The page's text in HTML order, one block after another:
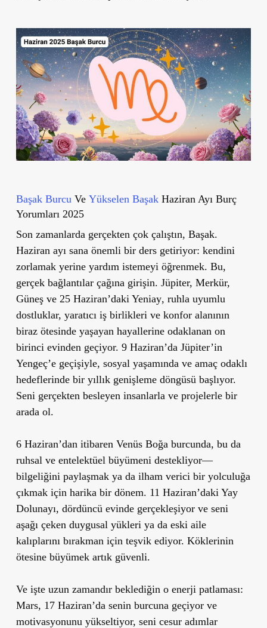
Başak Burcu Ve Yükselen Başak Haziran Ayı Burç
Yorumları 2025
Son zamanlarda gerçekten çok çalıştın, Başak.
Haziran ayı sana önemli bir ders getiriyor: kendini
zorlamak yerine yardım istemeyi öğrenmek. Bu,
gerçek bağlantılarçağına girişin. Jüpiter, Merkür,
Güneş ve 25 Haziran’daki Yeniay, ruhla uyumlu
dostluklar, yaratıcı iş birlikleri ve konfor alanının
biraz ötesinde yaşayan hayallerine odaklanan on
birinci evinden geçiyor. 9 Haziran’da Jüpiter’in
Yengeç’e geçişiyle, sosyal yaşamında ve amaç odaklı
hedeflerinde bir yıllık genişleme döngüsü başlıyor.
Seni gerçekten besleyen insanlarla ve projelerle bir
arada ol.
6 Haziran’dan itibaren Venüs Boğa burcunda, bu da
ruhsal ve entelektüel büyümeni destekliyor—
bilgeliğini paylaşmakya da ilham verici bir yolculuğa
çıkmakiçin harika bir dönem. 11 Haziran’daki Yay
Dolunayı, dördüncü evinde gerçekleşiyor ve seni
aşağı çeken duygusal yükleri ya da eski aile
kalıplarını bırakman için teşvik ediyor. Köklerinin
ötesine büyümek artık güvenli.
Ve işte uzun zamandır beklediğin o enerji patlaması:
Mars, 17 Haziran’da senin burcuna geçiyorve
motivasyonunu yükseltiyor, seni cesur adımlar